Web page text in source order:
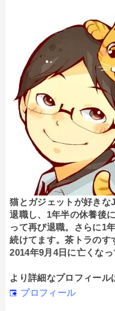
猫とガジェットが好きな
退職し、1年半の休養後
って再び退職。さらに1
続けてます。茶トラのす
2014年9月4日に亡くなっ
より詳細なプロフィール
プロフィール